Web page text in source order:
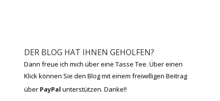
DER BLOG HAT IHNEN GEHOLFEN?
Dann freue ich mich über eine Tasse Tee. Über einen
Klick können Sie den Blog mit einem freiwilligen Beitrag
über PayPal unterstützen. Danke!!